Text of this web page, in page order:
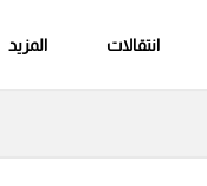
انتقالات المزيد